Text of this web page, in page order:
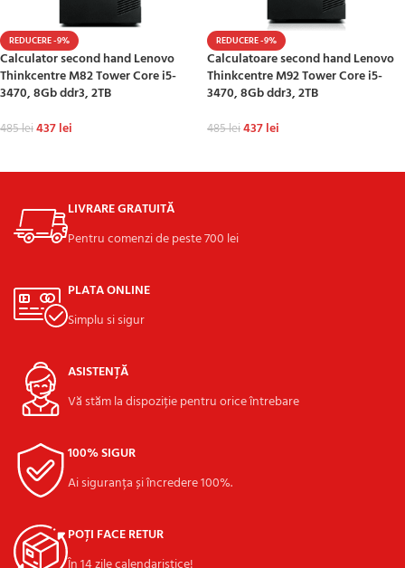
REDUCERE -9%
Calculator second hand Lenovo
Thinkcentre M82 Tower Core i5-
3470, 8Gb ddr3, 2TB
485lei437lei
REDUCERE -9%
Calculatoare second hand Lenovo
Thinkcentre M92 Tower Core i5-
3470, 8Gb ddr3, 2TB
485lei437lei
LIVRARE GRATUITĂ
Pentru comenzi de peste 700 lei
PLATA ONLINE
Simplu si sigur
ASISTENȚĂ
Vă stăm la dispoziție pentru orice întrebare
100% SIGUR
Ai siguranța și încredere 100%.
POȚI FACE RETUR